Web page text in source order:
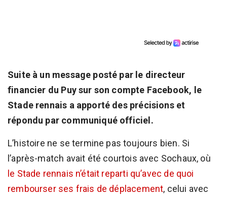
Suite à un message posté par le directeur
financier du Puy sur son compte Facebook, le
Stade rennais a apporté des précisions et
répondu par communiqué officiel.
L’histoire ne se termine pas toujours bien. Si
l’après-match avait été courtois avec Sochaux, où
le Stade rennais n’était reparti qu’avec de quoi
rembourser ses frais de déplacement, celui avec